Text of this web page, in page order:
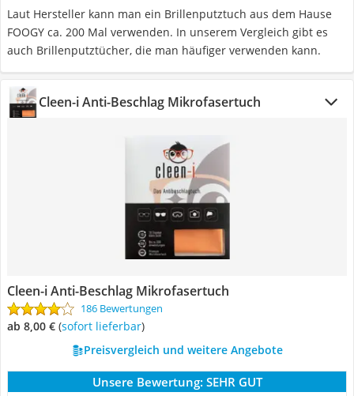
Laut Hersteller kann man ein Brillenputztuch aus dem Hause
FOOGY ca. 200 Mal verwenden. In unserem Vergleich gibt es
auch Brillenputztücher, die man häufiger verwenden kann.
Cleen-i Anti-Beschlag Mikrofasertuch
Cleen-i Anti-Beschlag Mikrofasertuch
186 Bewertungen
ab 8,00 € ( Sofort lieferbar)
Preisvergleich und weitere Angebote
Unsere Bewertung: SEHR GUT